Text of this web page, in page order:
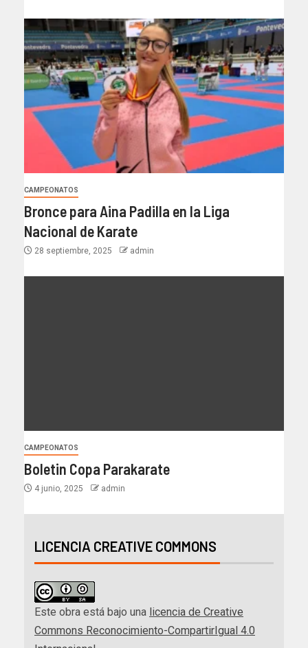
CAMPEONATOS
Bronce para Aina Padilla en la Liga
Nacional de Karate
28 septiembre, 2025 admin
CAMPEONATOS
Boletin Copa Parakarate
4 junio, 2025 admin
LICENCIA CREATIVE COMMONS
Este obra está bajo una licencia de Creative
Commons Reconocimiento-CompartirIgual 4.0